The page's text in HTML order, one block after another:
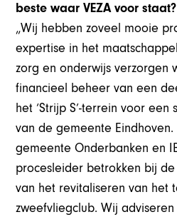
beste waar VEZA voor staat?
„Wij hebben zoveel mooie
expertise in het
zorg en onderwijs verzorgen
financieel beheer van een
het ‘Strijp S’-terrein voor
van de gemeente
gemeente Onderbanken en
procesleider betrokken bij
van het revitaliseren van het
zweefvliegclub. Wij